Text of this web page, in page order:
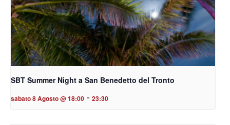
SBT Summer Night a San Benedetto del Tronto
sabato 8 Agosto @ 18:00 - 23:30